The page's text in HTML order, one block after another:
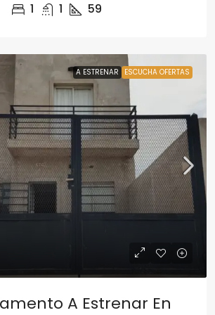
1 1 59
A ESTRENAR ESCUCHA OFERTAS
A Estrenar En